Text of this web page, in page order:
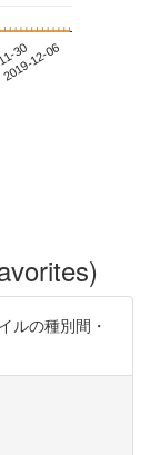
30
2019-12-06
ルの種別間・